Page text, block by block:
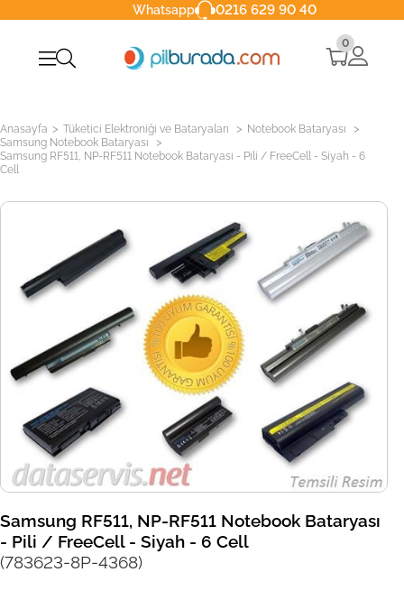
Whatsapp 0216 629 90 40
0
Anasayfa > Tüketici Elektroniği ve Bataryaları > Notebook Bataryası >
Samsung Notebook Bataryası >
Samsung RF511, NP-RF511 Notebook Bataryası - Pili / FreeCell - Siyah - 6
Cell
Samsung RF511, NP-RF511 Notebook Bataryası
- Pili / FreeCell - Siyah - 6 Cell
(783623-8P-4368)